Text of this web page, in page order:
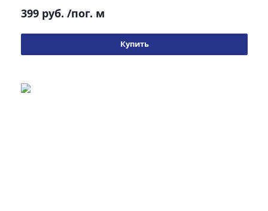
399 руб. /пог. м
Купить